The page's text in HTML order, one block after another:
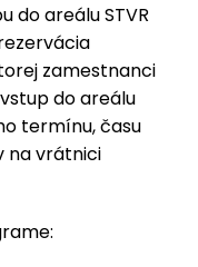
do areálu STVR
zamestnanci
do areálu
termínu, času
na vrátnici